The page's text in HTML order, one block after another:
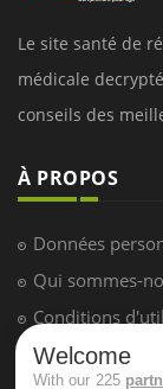
Le site santé de
médicale
conseils des
À PROPOS
Données
Qui sommes-
Conditions
Plan du site
Welcome
With our 225